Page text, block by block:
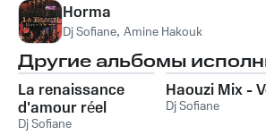
Horma
Dj Sofiane, Amine Hakouk
Другие альбомы
La renaissance
d'amour réel
Dj Sofiane
Haouzi Mix -
Dj Sofiane